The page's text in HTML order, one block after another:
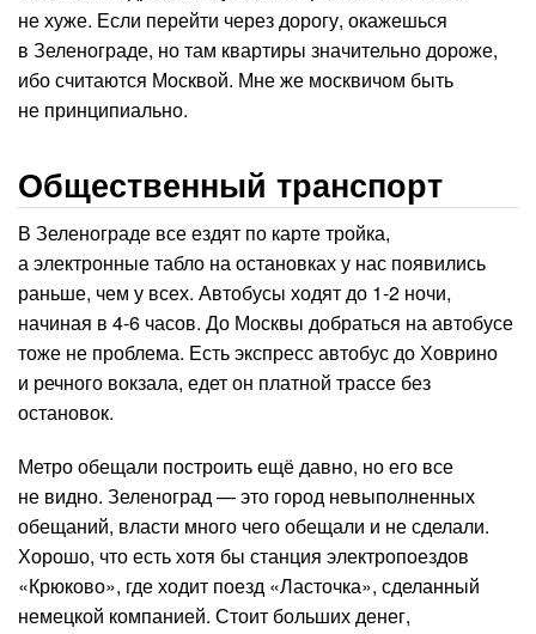
не хуже. Если перейти через дорогу, окажешься
в Зеленограде, но там квартиры значительно дороже,
ибо считаются Москвой. Мне же москвичом быть
не принципиально.
Общественный транспорт
В Зеленограде все ездят по карте тройка,
а электронные табло на остановках у нас появились
раньше, чем у всех. Автобусы ходят до 1-2 ночи,
начиная в 4-6 часов. До Москвы добраться на автобусе
тоже не проблема. Есть экспресс автобус до Ховрино
и речного вокзала, едет он платной трассе без
остановок.
Метро обещали построить ещё давно, но его все
не видно. Зеленоград — это город невыполненных
обещаний, власти много чего обещали и не сделали.
Хорошо, что есть хотя бы станция электропоездов
«Крюково», где ходит поезд «Ласточка», сделанный
немецкой компанией. Стоит больших денег,